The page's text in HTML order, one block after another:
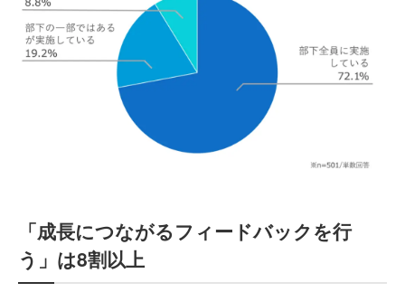
「成長につながるフィードバックを行
う」は8割以上